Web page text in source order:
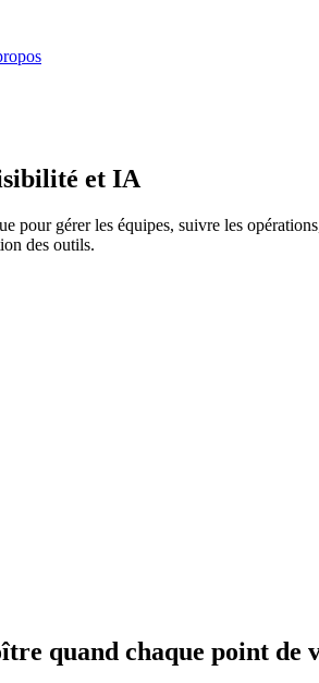
et IA
gérer les équipes, suivre les
des outils.
quand chaque point